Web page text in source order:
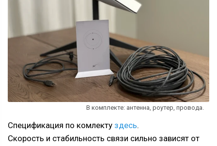
В комплекте: антенна, роутер, провода.
Спецификация по комлекту здесь.
Скорость и стабильность связи сильно зависят от